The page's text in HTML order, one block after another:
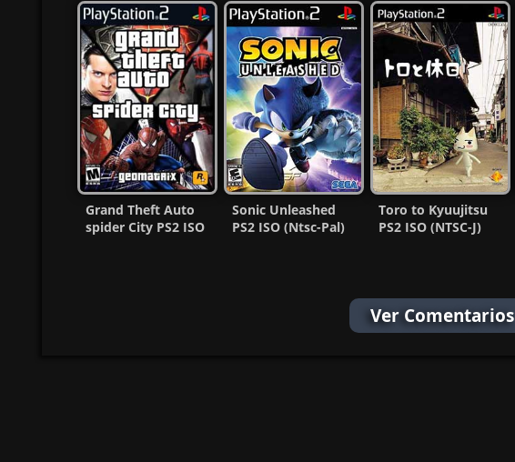
Grand Theft Auto
spider City PS2 ISO
Sonic Unleashed
PS2 ISO (Ntsc-Pal)
Toro to Kyuujitsu
PS2 ISO (NTSC-J)
Ver Comentarios